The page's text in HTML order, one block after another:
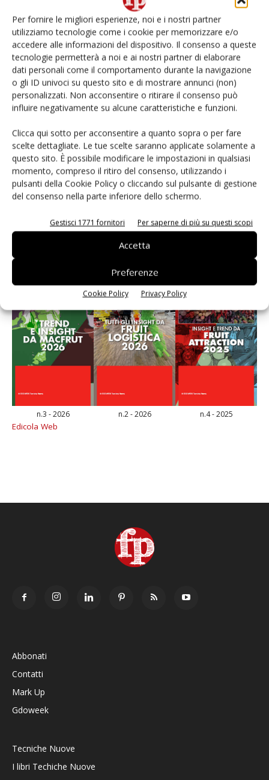
Per fornire le migliori esperienze, noi e i nostri partner
utilizziamo tecnologie come i cookie per memorizzare e/o
accedere alle informazioni del dispositivo. Il consenso a queste
tecnologie permetterà a noi e ai nostri partner di elaborare
dati personali come il comportamento durante la navigazione
o gli ID univoci su questo sito e di mostrare annunci (non)
personalizzati. Non acconsentire o ritirare il consenso può
influire negativamente su alcune caratteristiche e funzioni.
Clicca qui sotto per acconsentire a quanto sopra o per fare
scelte dettagliate. Le tue scelte saranno applicate solamente a
questo sito. È possibile modificare le impostazioni in qualsiasi
momento, compreso il ritiro del consenso, utilizzando i
pulsanti della Cookie Policy o cliccando sul pulsante di gestione
del consenso nella parte inferiore dello schermo.
Gestisci 1771 fornitori Per saperne di più su questi scopi
Accetta
Preferenze
Cookie Policy Privacy Policy
Non è una susina: è Metis… e può rivoluzionare la
categoria
L’ortofrutta di Extra Supermercati tra localismo e
Ai #Repartofresh
Andamento prezzi ortofrutta in Italia al 27 luglio
2026
Leonardo Odorizzi: “Dobbiamo creare stupore nel
punto di vendita” #vocidellortofrutta
E-magazine
n.3 - 2026 n.2 - 2026 n.4 - 2025
Edicola Web
Abbonati
Contatti
Mark Up
Gdoweek
Tecniche Nuove
I libri Techiche Nuove